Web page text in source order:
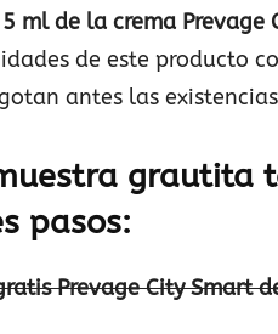
ml de la crema Prevage
de este producto
antes las
grautita
pasos:
Prevage City Smart